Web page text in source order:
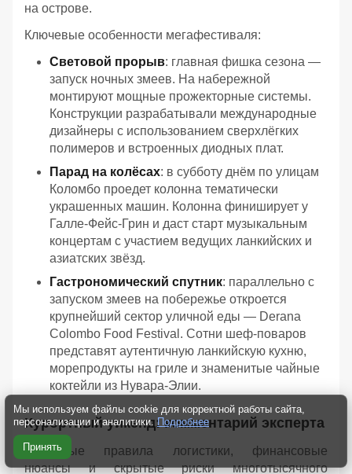
на острове.
Ключевые особенности мегафестиваля:
Световой прорыв: главная фишка сезона —
запуск ночных змеев. На набережной
монтируют мощные прожекторные системы.
Конструкции разрабатывали международные
дизайнеры с использованием сверхлёгких
полимеров и встроенных диодных плат.
Парад на колёсах: в субботу днём по улицам
Коломбо проедет колонна тематически
украшенных машин. Колонна финиширует у
Галле-Фейс-Грин и даст старт музыкальным
концертам с участием ведущих ланкийских и
азиатских звёзд.
Гастрономический спутник: параллельно с
запуском змеев на побережье откроется
крупнейший сектор уличной еды — Derana
Colombo Food Festival. Сотни шеф-поваров
представят аутентичную ланкийскую кухню,
морепродукты на гриле и знаменитые чайные
коктейли из Нувара-Элии.
Курортный уикенд: комментарий эксперта
Основные правила логистики, финансовые
нюансы и скрытые риски многотысячного
Мы используем файлы cookie для корректной работы сайта,
персонализации и аналитики. Подробнее
Принять